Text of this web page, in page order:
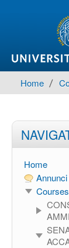
Home ▶︎
Home
Courses